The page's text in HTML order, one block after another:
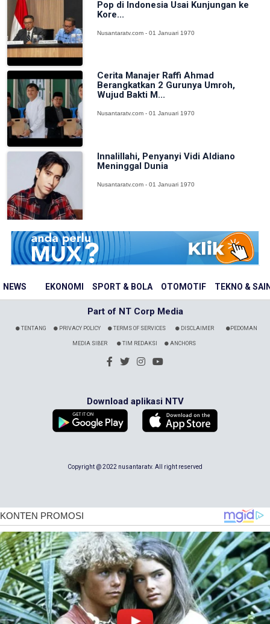
NEWS EKONOMI SPORT & BOLA OTOMOTIF TEKNO &
Pop di Indonesia Usai Kunjungan ke
Kore...
Nusantaratv.com - 01 Januari 1970
Cerita Manajer Raffi Ahmad
Berangkatkan 2 Gurunya Umroh,
Wujud Bakti M...
Nusantaratv.com - 01 Januari 1970
Innalillahi, Penyanyi Vidi Aldiano
Meninggal Dunia
Nusantaratv.com - 01 Januari 1970
Part of NT Corp Media
TENTANG PRIVACY POLICY TERMS OF SERVICES DISCLAIMER PEDOMAN
MEDIA SIBER TIM REDAKSI ANCHORS
Download aplikasi NTV
Copyright @ 2022 nusantaratv. All right reserved